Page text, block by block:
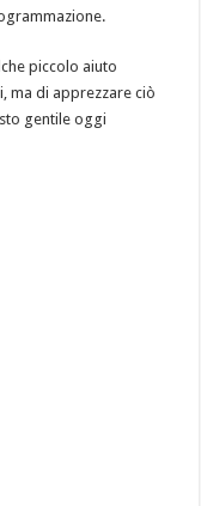
piccolo aiuto
ma di apprezzare ciò
gentile oggi